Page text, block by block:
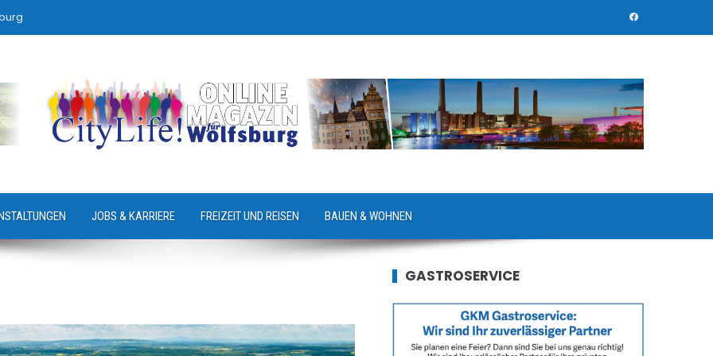
JOBS & KARRIERE FREIZEIT UND REISEN BAUEN & WOHNEN
GASTROSERVICE